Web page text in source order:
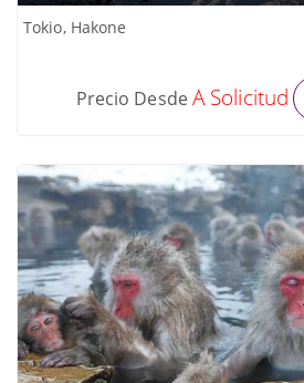
Tokio, Hakone
Precio DesdeA Solicitud